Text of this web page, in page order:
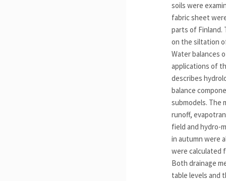
soils were
fabric sheet
parts of Finland.
on the siltation
Water balances
applications of
describes
balance
submodels. The
runoff,
field and hydro-
in autumn were
were calculated
Both drainage
table levels and